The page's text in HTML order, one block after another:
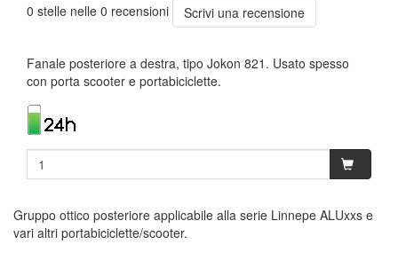
0 stelle nelle 0 recensioni
Scrivi una recensione
Fanale posteriore a destra, tipo Jokon 821. Usato spesso
con porta scooter e portabiciclette.
Gruppo ottico posteriore applicabile alla serie Linnepe ALUxxs e
vari altri portabiciclette/scooter.